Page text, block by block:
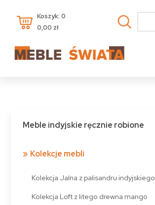
Koszyk: 0
0,00 zł
Meble indyjskie ręcznie robione
Kolekcje mebli
Kolekcja Jalna z palisandru indyjskiego
Kolekcja Loft z litego drewna mango